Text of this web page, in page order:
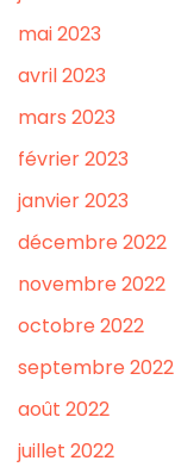
mai 2023
avril 2023
mars 2023
février 2023
janvier 2023
décembre 2022
novembre 2022
octobre 2022
septembre 2022
août 2022
juillet 2022